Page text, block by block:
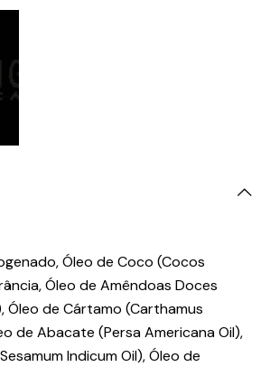
Óleo de Coco (Cocos
Óleo de Amêndoas Doces
Óleo de Cártamo (Carthamus
de Abacate (Persa Americana Oil),
Indicum Oil), Óleo de